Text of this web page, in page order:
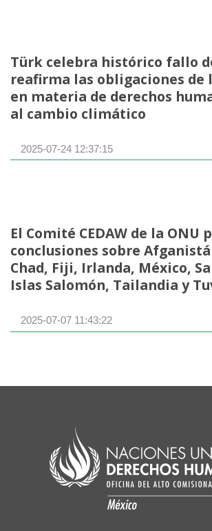
Türk celebra histórico fallo
reafirma las obligaciones de
en materia de derechos
al cambio climático
2025-07-24 12:37:15
El Comité CEDAW de la ONU
conclusiones sobre
Chad, Fiji, Irlanda, México,
Islas Salomón, Tailandia y
2025-07-07 11:43:22